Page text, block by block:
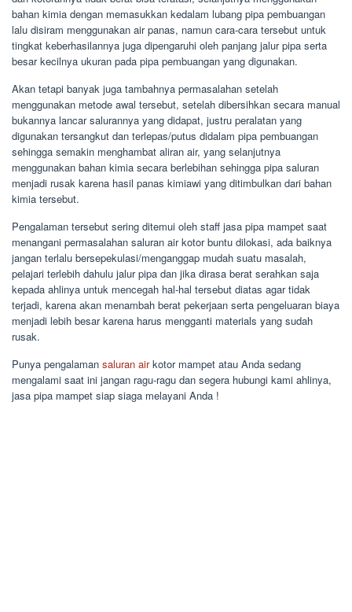
bahan kimia dengan memasukkan kedalam lubang pipa pembuangan
lalu disiram menggunakan air panas, namun cara-cara tersebut untuk
tingkat keberhasilannya juga dipengaruhi oleh panjang jalur pipa serta
besar kecilnya ukuran pada pipa pembuangan yang digunakan.
Akan tetapi banyak juga tambahnya permasalahan setelah
menggunakan metode awal tersebut, setelah dibersihkan secara manual
bukannya lancar salurannya yang didapat, justru peralatan yang
digunakan tersangkut dan terlepas/putus didalam pipa pembuangan
sehingga semakin menghambat aliran air, yang selanjutnya
menggunakan bahan kimia secara berlebihan sehingga pipa saluran
menjadi rusak karena hasil panas kimiawi yang ditimbulkan dari bahan
kimia tersebut.
Pengalaman tersebut sering ditemui oleh staff jasa pipa mampet saat
menangani permasalahan saluran air kotor buntu dilokasi, ada baiknya
jangan terlalu bersepekulasi/menganggap mudah suatu masalah,
pelajari terlebih dahulu jalur pipa dan jika dirasa berat serahkan saja
kepada ahlinya untuk mencegah hal-hal tersebut diatas agar tidak
terjadi, karena akan menambah berat pekerjaan serta pengeluaran biaya
menjadi lebih besar karena harus mengganti materials yang sudah
rusak.
Punya pengalaman saluran airkotor mampet atau Anda sedang
mengalami saat ini jangan ragu-ragu dan segera hubungi kami ahlinya,
jasa pipa mampet siap siaga melayani Anda !